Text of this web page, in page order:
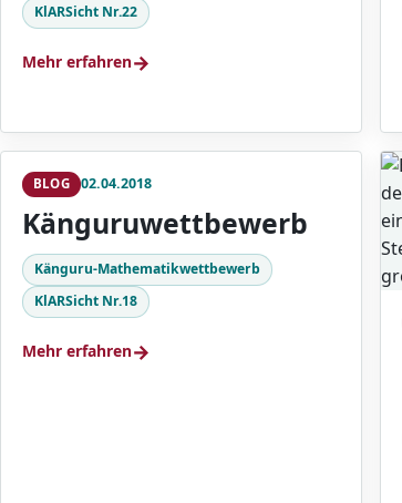
KlARSicht Nr.22
Mehr erfahren→
BLOG 02.04.2018
Känguruwettbewerb
Känguru-Mathematikwettbewerb
KlARSicht Nr.18
Mehr erfahren→